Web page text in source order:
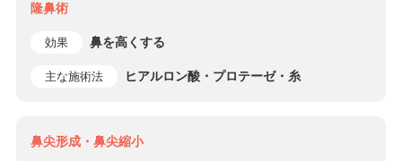
隆鼻術
効果 鼻を高くする
主な施術法 ヒアルロン酸・プロテーゼ・糸
鼻尖形成・鼻尖縮小